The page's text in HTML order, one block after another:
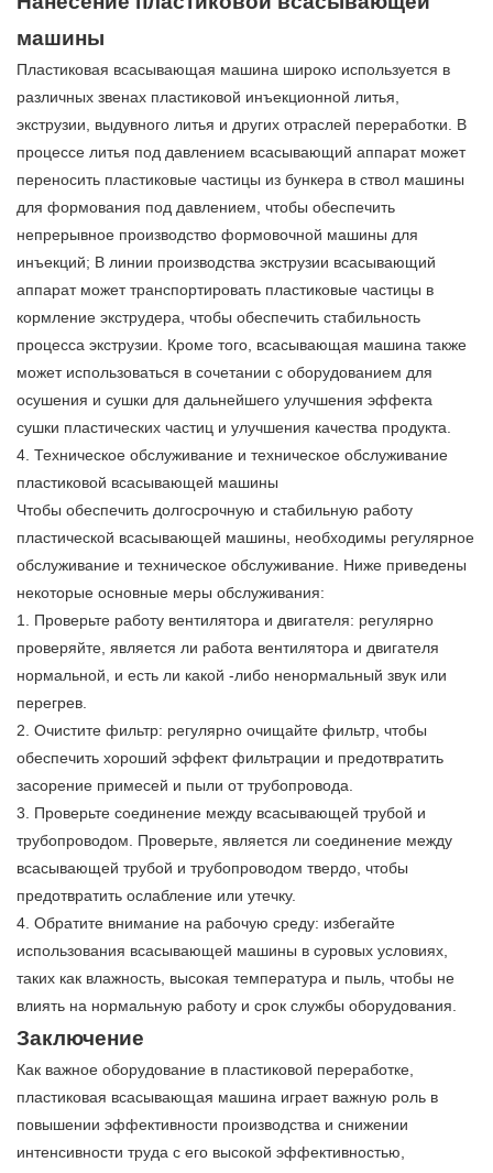
машины
Пластиковая всасывающая машина широко используется в
различных звенах пластиковой инъекционной литья,
экструзии, выдувного литья и других отраслей переработки. В
процессе литья под давлением всасывающий аппарат может
переносить пластиковые частицы из бункера в ствол машины
для формования под давлением, чтобы обеспечить
непрерывное производство формовочной машины для
инъекций; В линии производства экструзии всасывающий
аппарат может транспортировать пластиковые частицы в
кормление экструдера, чтобы обеспечить стабильность
процесса экструзии. Кроме того, всасывающая машина также
может использоваться в сочетании с оборудованием для
осушения и сушки для дальнейшего улучшения эффекта
сушки пластических частиц и улучшения качества продукта.
4. Техническое обслуживание и техническое обслуживание
пластиковой всасывающей машины
Чтобы обеспечить долгосрочную и стабильную работу
пластической всасывающей машины, необходимы регулярное
обслуживание и техническое обслуживание. Ниже приведены
некоторые основные меры обслуживания:
1. Проверьте работу вентилятора и двигателя: регулярно
проверяйте, является ли работа вентилятора и двигателя
нормальной, и есть ли какой -либо ненормальный звук или
перегрев.
2. Очистите фильтр: регулярно очищайте фильтр, чтобы
обеспечить хороший эффект фильтрации и предотвратить
засорение примесей и пыли от трубопровода.
3. Проверьте соединение между всасывающей трубой и
трубопроводом. Проверьте, является ли соединение между
всасывающей трубой и трубопроводом твердо, чтобы
предотвратить ослабление или утечку.
4. Обратите внимание на рабочую среду: избегайте
использования всасывающей машины в суровых условиях,
таких как влажность, высокая температура и пыль, чтобы не
влиять на нормальную работу и срок службы оборудования.
Заключение
Как важное оборудование в пластиковой переработке,
пластиковая всасывающая машина играет важную роль в
повышении эффективности производства и снижении
интенсивности труда с его высокой эффективностью,